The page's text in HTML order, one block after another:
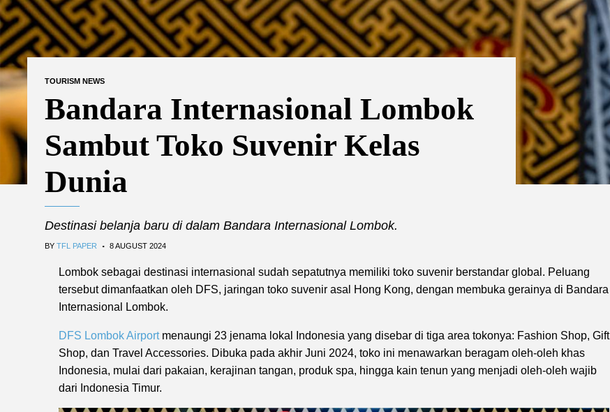
TOURISM NEWS
Bandara Internasional Lombok
Sambut Toko Suvenir Kelas
Dunia
Destinasi belanja baru di dalam Bandara Internasional Lombok.
BY TFL PAPER . 8 AUGUST 2024
Lombok sebagai destinasi internasional sudah sepatutnya memiliki toko suvenir berstandar global. Peluang
tersebut dimanfaatkan oleh DFS, jaringan toko suvenir asal Hong Kong, dengan membuka gerainya di Bandara
Internasional Lombok.
DFS Lombok Airportmenaungi 23 jenama lokal Indonesia yang disebar di tiga area tokonya: Fashion Shop, Gift
Shop, dan Travel Accessories. Dibuka pada akhir Juni 2024, toko ini menawarkan beragam oleh-oleh khas
Indonesia, mulai dari pakaian, kerajinan tangan, produk spa, hingga kain tenun yang menjadi oleh-oleh wajib
dari Indonesia Timur.